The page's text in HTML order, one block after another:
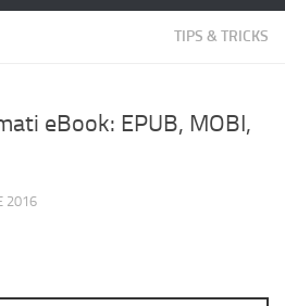
TIPS & TRICKS
eBook: EPUB, MOBI,
2016